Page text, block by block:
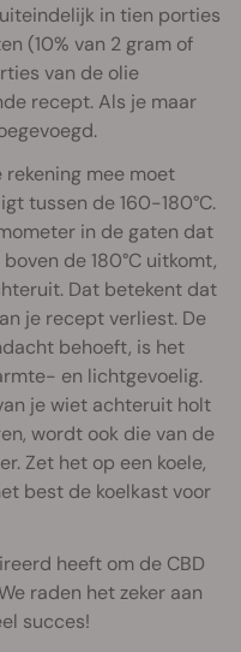
in tien porties
(10% van 2 gram of
van de olie
recept. Als je maar
rekening mee moet
tussen de 160-180°C.
in de gaten dat
de 180°C uitkomt,
Dat betekent dat
je recept verliest. De
behoeft, is het
en lichtgevoelig.
je wiet achteruit holt
wordt ook die van de
Zet het op een koele,
best de koelkast voor
heeft om de CBD
raden het zeker aan
succes!